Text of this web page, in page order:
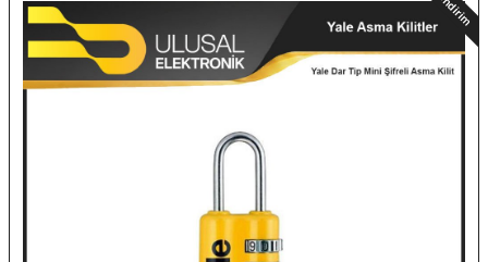
İndirim
Aksesuarlar